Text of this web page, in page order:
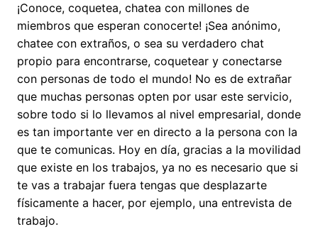
¡Conoce, coquetea, chatea con millones de
miembros que esperan conocerte! ¡Sea anónimo,
chatee con extraños, o sea su verdadero chat
propio para encontrarse, coquetear y conectarse
con personas de todo el mundo! No es de extrañar
que muchas personas opten por usar este servicio,
sobre todo si lo llevamos al nivel empresarial, donde
es tan importante ver en directo a la persona con la
que te comunicas. Hoy en día, gracias a la movilidad
que existe en los trabajos, ya no es necesario que si
te vas a trabajar fuera tengas que desplazarte
físicamente a hacer, por ejemplo, una entrevista de
trabajo.